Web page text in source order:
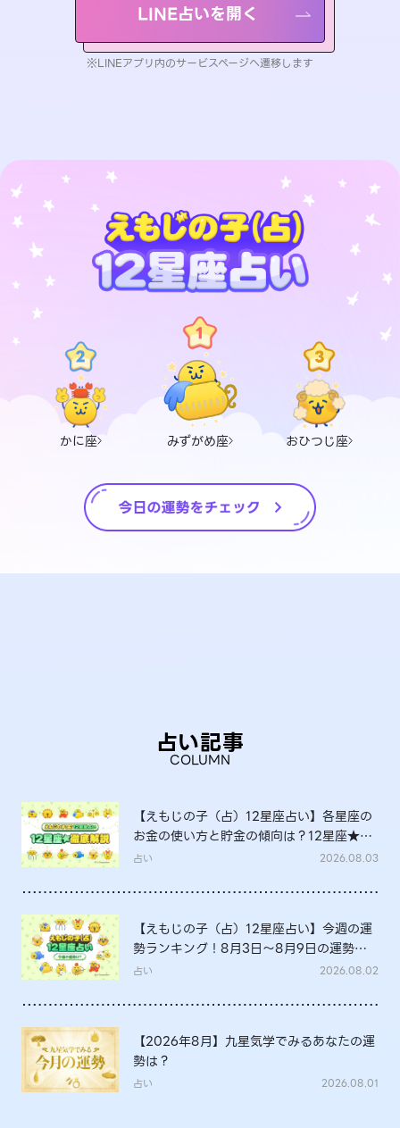
LINE占いを開く
※LINEアプリ内のサービスページへ遷移します
かに座 みずがめ座 おひつじ座
占い記事
COLUMN
【えもじの子（占）12星座占い】各星座の
お金の使い方と貯金の傾向は？12星座★徹
底解説
占い 2026.08.03
【えもじの子（占）12星座占い】今週の運
勢ランキング！8月3日～8月9日の運勢
は？
占い 2026.08.02
【2026年8月】九星気学でみるあなたの運
勢は？
占い 2026.08.01